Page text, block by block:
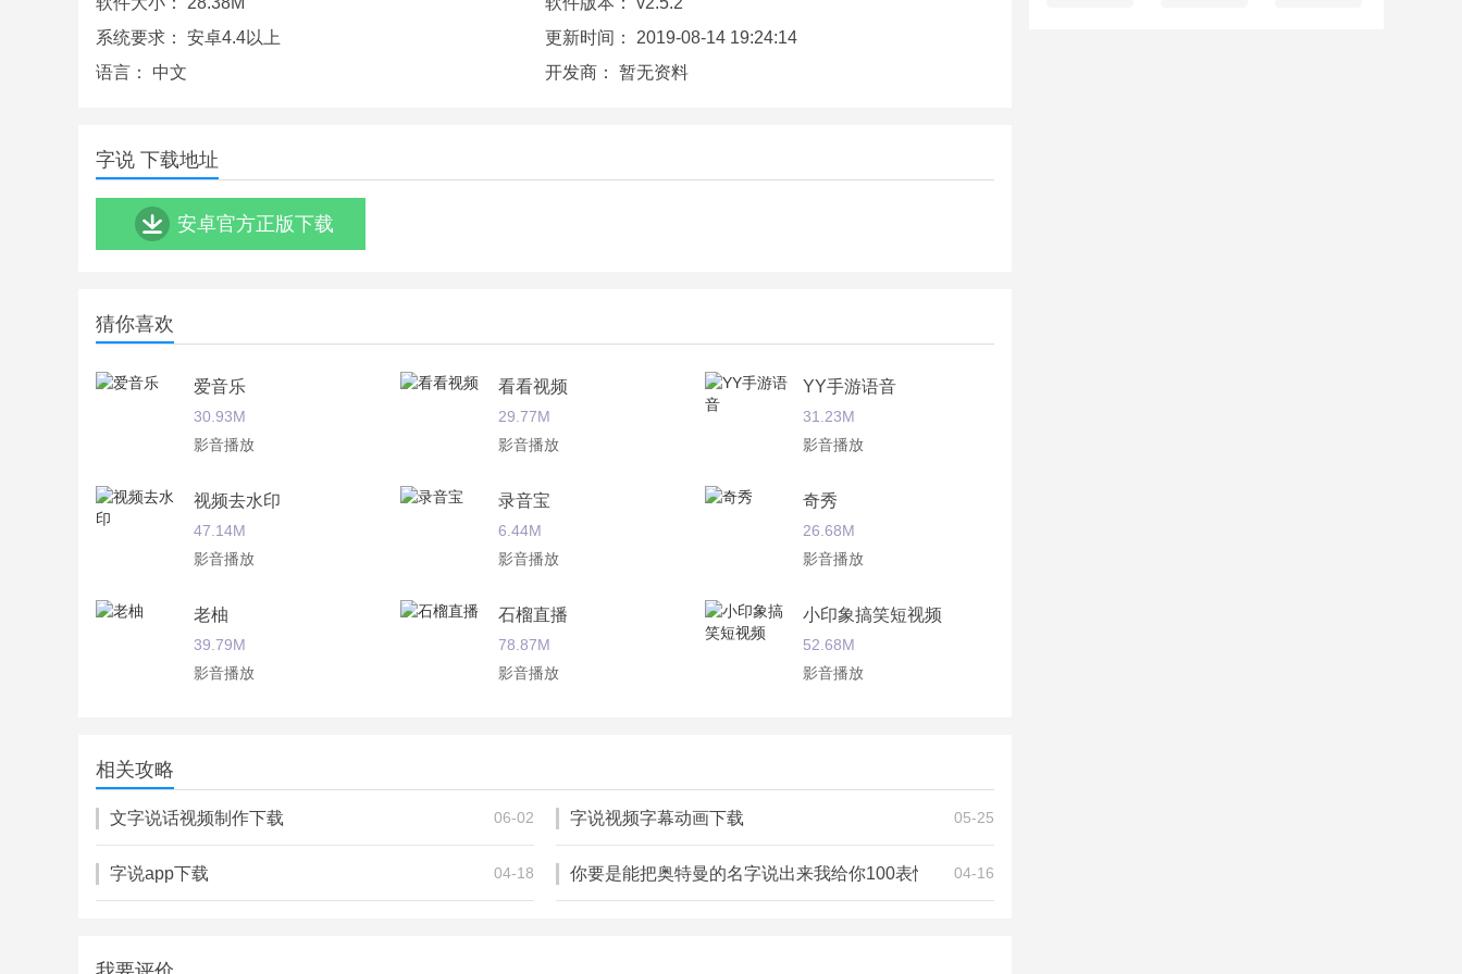
各种视频风格、文字字体、背景图片
字说APP，一个能让你轻松打造爆款短视频的APP！
系统要求： 安卓4.4以上 更新时间： 2019-08-14 19:24:14
语言： 中文 开发商： 暂无资料
字说 下载地址
安卓官方正版下载
猜你喜欢
爱音乐
30.93M
影音播放
看看视频
29.77M
影音播放
YY手游语音
31.23M
影音播放
视频去水印
47.14M
影音播放
录音宝
6.44M
影音播放
奇秀
26.68M
影音播放
老柚
39.79M
影音播放
石榴直播
78.87M
影音播放
小印象搞笑短视频
52.68M
影音播放
影音播放
影音播放
影音播放
相关攻略
文字说话视频制作下载 06-02 字说视频字幕动画下载 05-25
字说app下载 04-18 你要是能把奥特曼的名字说出来我给你100表情包下载
04-16